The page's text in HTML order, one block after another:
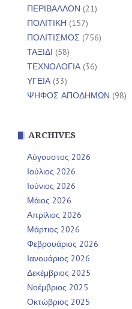
ΠΕΡΙΒΑΛΛΟΝ (21)
ΠΟΛΙΤΙΚΗ (157)
ΠΟΛΙΤΙΣΜΟΣ (756)
ΤΑΞΙΔΙ (58)
ΤΕΧΝΟΛΟΓΙΑ(36)
ΥΓΕΙΑ(33)
ΨΗΦΟΣ ΑΠΟΔΗΜΩΝ (98)
ARCHIVES
Αύγουστος 2026
Ιούλιος 2026
Ιούνιος 2026
Μάιος 2026
Απρίλιος 2026
Μάρτιος 2026
Φεβρουάριος 2026
Ιανουάριος 2026
Δεκέμβριος 2025
Νοέμβριος 2025
Οκτώβριος 2025